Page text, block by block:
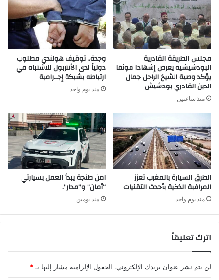
مجلس الطريقة القادرية
البودشيشية يعرض إشهادا موثقا
يؤكد وصية الشيخ الراحل جمال
الدين القادري بودشيش
منذ ساعتين
وجدة.. توقيف هولندي مطلوب
دولياً لدى الأنتربول للاشتباه في
ارتباطه بشبكة إجـ.رامية
منذ يوم واحد
الطرق السيارة بالمغرب تعزز
المراقبة الذكية بأحدث التقنيات
منذ يوم واحد
امن طنجة يبدأ العمل بسيارتي
“أمان” و”مدار”.
منذ يومين
اترك تعليقاً
لن يتم نشر عنوان بريدك الإلكتروني. الحقول الإلزامية مشار إليها بـ *